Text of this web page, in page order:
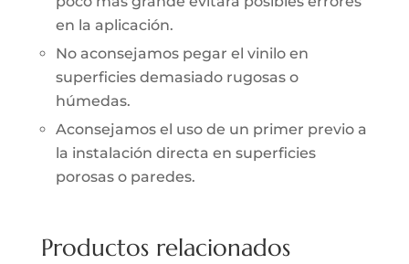
en la aplicación.
No aconsejamos pegar el vinilo en
superficies demasiado rugosas o
húmedas.
Aconsejamos el uso de un primer previo a
la instalación directa en superficies
porosas o paredes.
Productos relacionados